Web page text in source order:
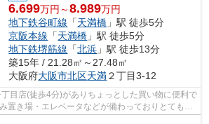
6.699万円～8.989万円
地下鉄谷町線 「天満橋 」駅 徒歩5分
京阪本線 「天満橋 」駅 徒歩5分
地下鉄堺筋線 「北浜 」駅 徒歩13分
築15年 / 21.28㎡～27.48㎡
大阪府大阪市北区天満２丁目3-12
目店(徒歩4分)がありちょっとした買い物に便利で
置き場・エレベータなどが備わっておりとても充
で、自転...